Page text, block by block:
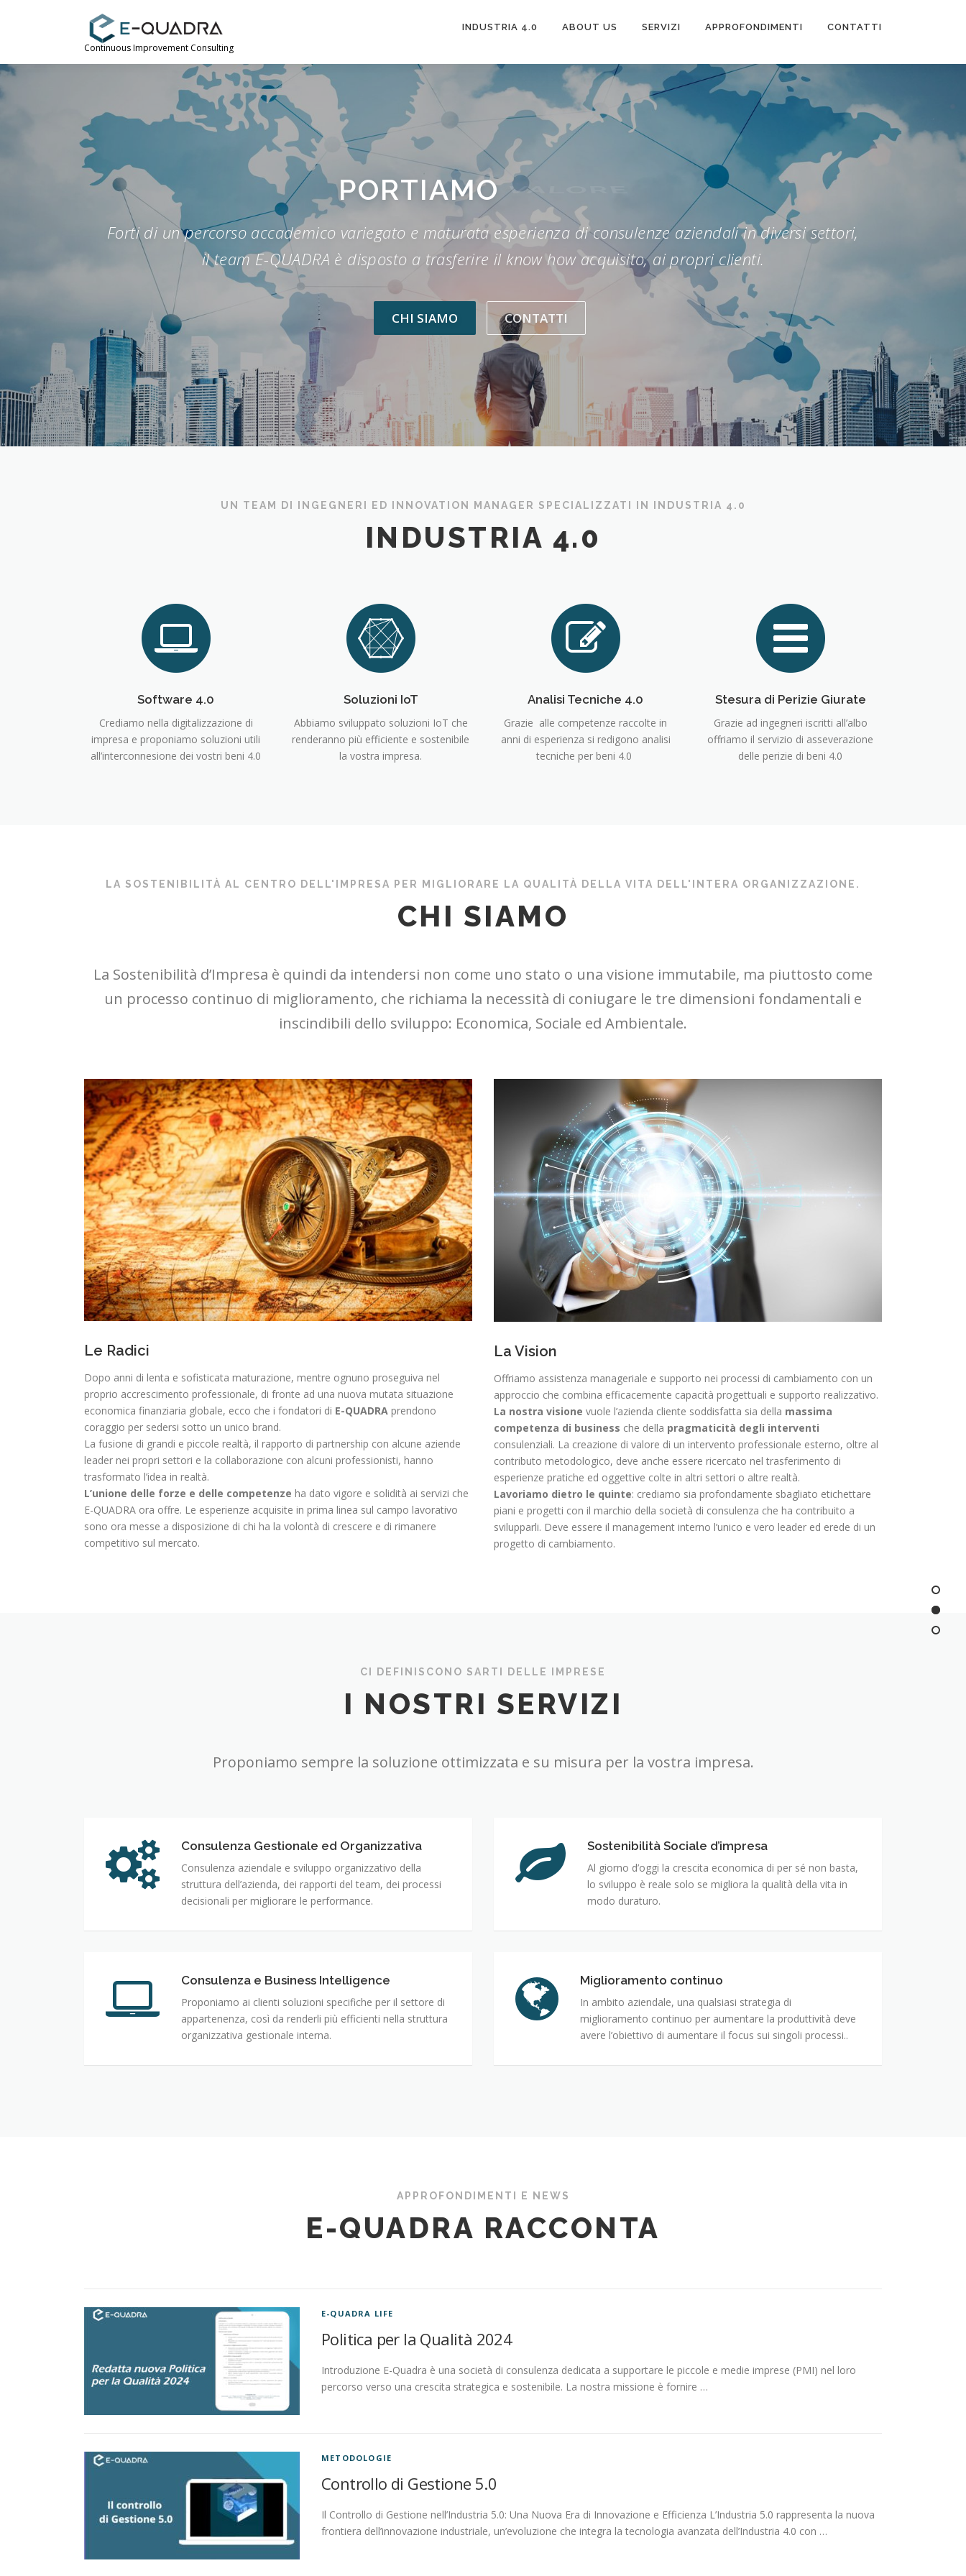
Continuous Improvement Consulting
INDUSTRIA 4.0 ABOUT US SERVIZI APPROFONDIMENTI CONTATTI
PORTIAMOVALORE
Forti di un percorso accademico variegato e maturata esperienza di consulenze aziendali in diversi settori,
il team E-QUADRA è disposto a trasferire il know how acquisito, ai propri clienti.
CHI SIAMO CONTATTI
UN TEAM DI INGEGNERI ED INNOVATION MANAGER SPECIALIZZATI IN INDUSTRIA 4.0
INDUSTRIA 4.0
Software 4.0
Crediamo nella digitalizzazione di
impresa e proponiamo soluzioni utili
all’interconnesione dei vostri beni 4.0
Soluzioni IoT
Abbiamo sviluppato soluzioni IoT che
renderanno più efficiente e sostenibile
la vostra impresa.
Analisi Tecniche 4.0
Grazie alle competenze raccolte in
anni di esperienza si redigono analisi
tecniche per beni 4.0
Stesura di Perizie Giurate
Grazie ad ingegneri iscritti all’albo
offriamo il servizio di asseverazione
delle perizie di beni 4.0
LA SOSTENIBILITÀ AL CENTRO DELL'IMPRESA PER MIGLIORARE LA QUALITÀ DELLA VITA DELL'INTERA ORGANIZZAZIONE.
CHI SIAMO
La Sostenibilità d’Impresa è quindi da intendersi non come uno stato o una visione immutabile, ma piuttosto come
un processo continuo di miglioramento, che richiama la necessità di coniugare le tre dimensioni fondamentali e
inscindibili dello sviluppo: Economica, Sociale ed Ambientale.
Le Radici
Dopo anni di lenta e sofisticata maturazione, mentre ognuno proseguiva nel
proprio accrescimento professionale, di fronte ad una nuova mutata situazione
economica finanziaria globale, ecco che i fondatori di E-QUADRA prendono
coraggio per sedersi sotto un unico brand.
La fusione di grandi e piccole realtà, il rapporto di partnership con alcune aziende
leader nei propri settori e la collaborazione con alcuni professionisti, hanno
trasformato l’idea in realtà.
L’unione delle forze e delle competenze ha dato vigore e solidità ai servizi che
E-QUADRA ora offre. Le esperienze acquisite in prima linea sul campo lavorativo
sono ora messe a disposizione di chi ha la volontà di crescere e di rimanere
competitivo sul mercato.
La Vision
Offriamo assistenza manageriale e supporto nei processi di cambiamento con un
approccio che combina efficacemente capacità progettuali e supporto realizzativo.
La nostra visione vuole l’azienda cliente soddisfatta sia della massima
competenza di business che della pragmaticità degli interventi
consulenziali. La creazione di valore di un intervento professionale esterno, oltre al
contributo metodologico, deve anche essere ricercato nel trasferimento di
esperienze pratiche ed oggettive colte in altri settori o altre realtà.
Lavoriamo dietro le quinte: crediamo sia profondamente sbagliato etichettare
piani e progetti con il marchio della società di consulenza che ha contribuito a
svilupparli. Deve essere il management interno l’unico e vero leader ed erede di un
progetto di cambiamento.
CI DEFINISCONO SARTI DELLE IMPRESE
I NOSTRI SERVIZI
Proponiamo sempre la soluzione ottimizzata e su misura per la vostra impresa.
Consulenza Gestionale ed Organizzativa
Consulenza aziendale e sviluppo organizzativo della
struttura dell’azienda, dei rapporti del team, dei processi
decisionali per migliorare le performance.
Sostenibilità Sociale d’impresa
Al giorno d’oggi la crescita economica di per sé non basta,
lo sviluppo è reale solo se migliora la qualità della vita in
modo duraturo.
Consulenza e Business Intelligence
Proponiamo ai clienti soluzioni specifiche per il settore di
appartenenza, così da renderli più efficienti nella struttura
organizzativa gestionale interna.
Miglioramento continuo
In ambito aziendale, una qualsiasi strategia di
miglioramento continuo per aumentare la produttività deve
avere l’obiettivo di aumentare il focus sui singoli processi..
APPROFONDIMENTI E NEWS
E-QUADRA RACCONTA
E-QUADRA LIFE
Politica per la Qualità 2024
Introduzione E-Quadra è una società di consulenza dedicata a supportare le piccole e medie imprese (PMI) nel loro
percorso verso una crescita strategica e sostenibile. La nostra missione è fornire …
METODOLOGIE
Controllo di Gestione 5.0
Il Controllo di Gestione nell’Industria 5.0: Una Nuova Era di Innovazione e Efficienza L’Industria 5.0 rappresenta la nuova
frontiera dell’innovazione industriale, un’evoluzione che integra la tecnologia avanzata dell’Industria 4.0 con …